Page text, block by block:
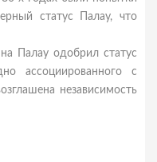
статус Палау, что
Палау одобрил статус
ассоциированного с
независимость